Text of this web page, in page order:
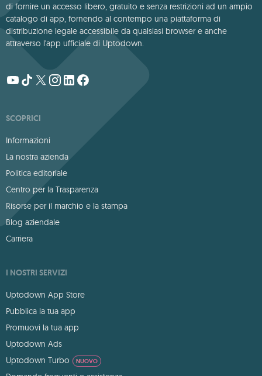
di fornire un accesso libero, gratuito e senza restrizioni ad un ampio
catalogo di app, fornendo al contempo una piattaforma di
distribuzione legale accessibile da qualsiasi browser e anche
attraverso l'app ufficiale di Uptodown.
SCOPRICI
Informazioni
La nostra azienda
Politica editoriale
Centro per la Trasparenza
Risorse per il marchio e la stampa
Blog aziendale
Carriera
I NOSTRI SERVIZI
Uptodown App Store
Pubblica la tua app
Promuovi la tua app
Uptodown Ads
Uptodown Turbo
NUOVO